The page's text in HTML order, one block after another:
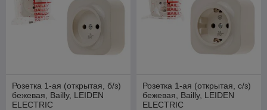
Розетка 1-ая (открытая, б/з)
бежевая, Bailly, LEIDEN
ELECTRIC
Розетка 1-ая (открытая, с/з)
бежевая, Bailly, LEIDEN
ELECTRIC